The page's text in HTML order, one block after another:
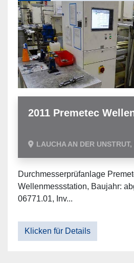
Sortieren
2011 Premetec
LAUCHA AN DER
Durchmesserprüfanlage
Wellenmessstation, Baujahr:
06771.01, Inv...
Klicken für Details